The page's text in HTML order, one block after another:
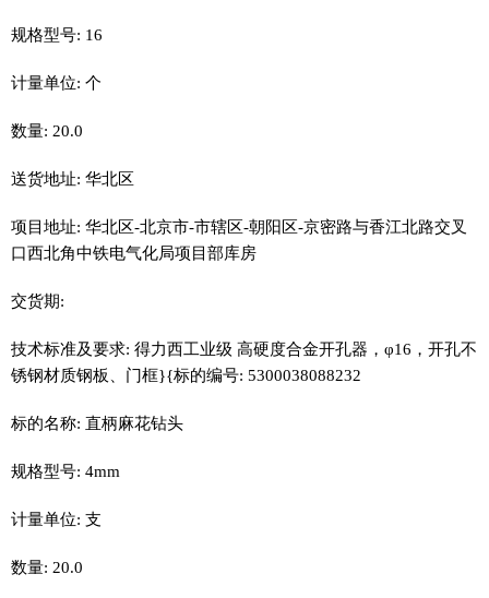
规格型号: 16
计量单位: 个
数量: 20.0
送货地址: 华北区
项目地址: 华北区-北京市-市辖区-朝阳区-京密路与香江北路交叉
口西北角中铁电气化局项目部库房
交货期:
技术标准及要求: 得力西工业级 高硬度合金开孔器，φ16，开孔不
锈钢材质钢板、门框}{标的编号: 5300038088232
标的名称: 直柄麻花钻头
规格型号: 4mm
计量单位: 支
数量: 20.0